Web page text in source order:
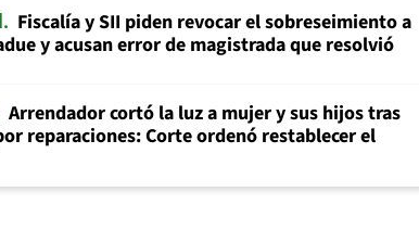
Fiscalía y SII piden revocar el sobreseimiento a
y acusan error de magistrada que resolvió
Arrendador cortó la luz a mujer y sus hijos tras
reparaciones: Corte ordenó restablecer el